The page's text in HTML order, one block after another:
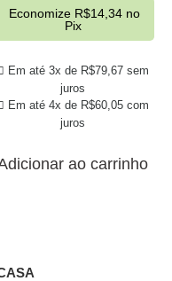
Em até 3x de R$79,67sem
juros
Em até 4x de R$60,05com
juros
Economize R$14,34 no
Pix
ao carrinho